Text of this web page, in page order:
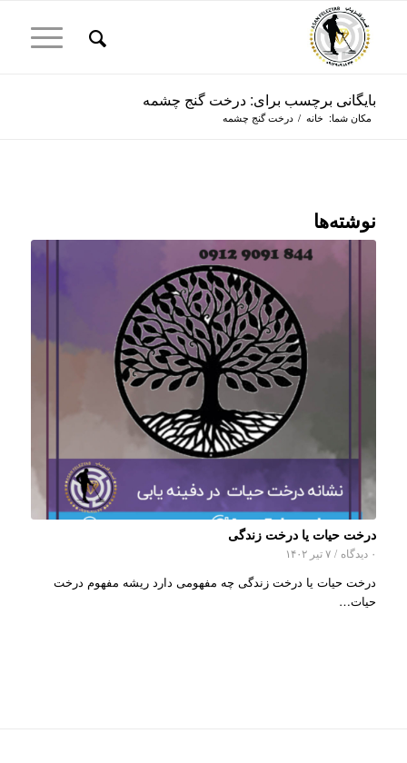
بایگانی برچسب برای: درخت گنج چشمه
مکان شما: خانه / درخت گنج چشمه
نوشته‌ها
درخت حیات یا درخت زندگی
۰ دیدگاه / ۷ تیر ۱۴۰۲
درخت حیات یا درخت زندگی چه مفهومی دارد ریشه مفهوم درخت
حیات…